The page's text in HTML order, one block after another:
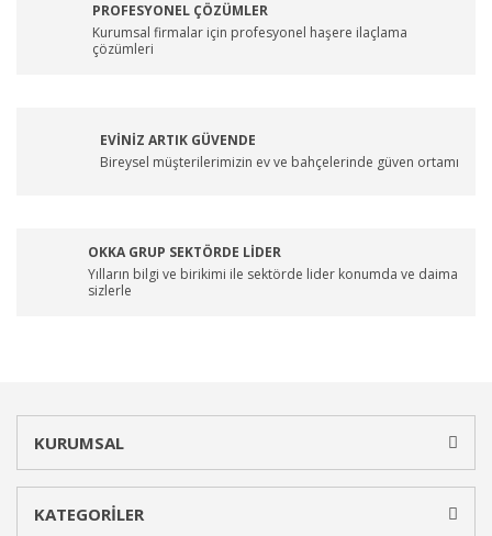
PROFESYONEL ÇÖZÜMLER
Kurumsal firmalar için profesyonel haşere ilaçlama
çözümleri
EVİNİZ ARTIK GÜVENDE
Bireysel müşterilerimizin ev ve bahçelerinde güven ortamı
OKKA GRUP SEKTÖRDE LİDER
Yılların bilgi ve birikimi ile sektörde lider konumda ve daima
sizlerle
KURUMSAL
KATEGORİLER